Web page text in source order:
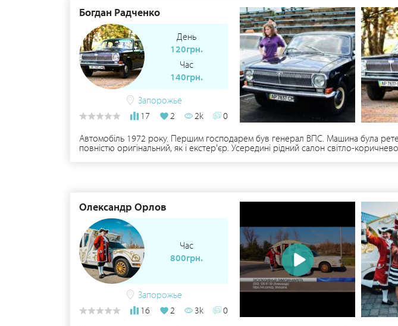
Богдан Радченко
День
120грн.
Час
140грн.
Запорожье
17
2 2k
0
Автомобіль 1972 року. Першим господарем був генерал ВПС. Машина була
повністю оригінальний, як і екстер'єр. Усередині рідний салон світло-
Олександр Орлов
Час
800грн.
Запорожье
16
2 3k
0